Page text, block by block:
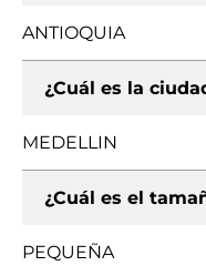
ANTIOQUIA
¿Cuál es la
MEDELLIN
¿Cuál es el
PEQUEÑA